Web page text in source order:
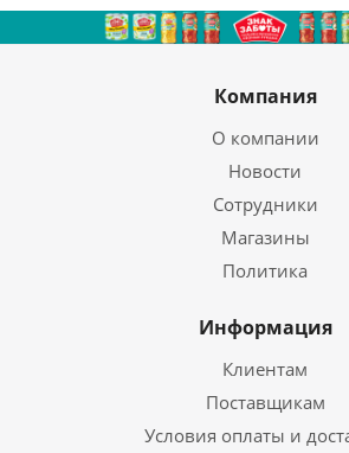
Компания
О компании
Новости
Сотрудники
Магазины
Политика
Информация
Клиентам
Поставщикам
Условия оплаты и